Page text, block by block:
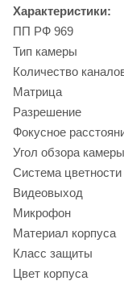
Характеристики:
ПП РФ 969
Тип камеры
Количество
Матрица
Разрешение
Фокусное
Угол обзора
Система цветности
Видеовыход
Микрофон
Материал корпуса
Класс защиты
Цвет корпуса